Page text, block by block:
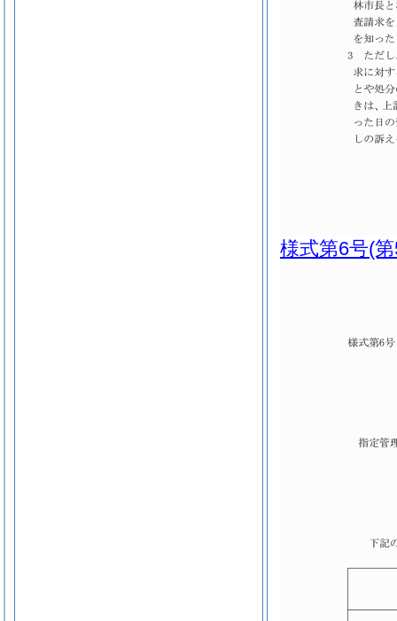
様式第6号(